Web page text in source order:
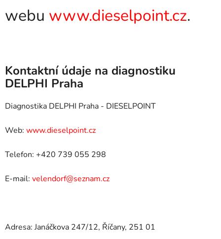
webu www.dieselpoint.cz.
Kontaktní údaje na diagnostiku
DELPHI Praha
Diagnostika DELPHI Praha - DIESELPOINT
Web: www.dieselpoint.cz
Telefon: +420 739 055 298
E-mail: velendorf@seznam.cz
Adresa: Janáčkova 247/12, Říčany, 251 01